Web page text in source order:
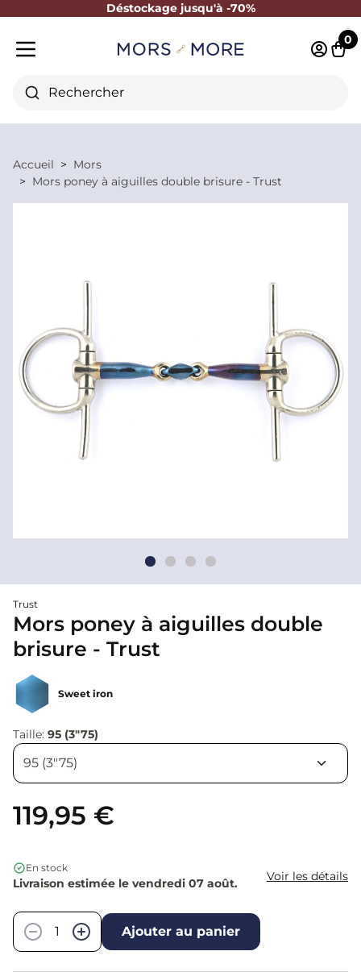
Déstockage jusqu'à -70%
Fermer
Rechercher
0
Accueil
Mors
Mors poney à aiguilles double brisure - Trust
Trust
Mors poney à aiguilles double
brisure - Trust
Sweet iron
Taille: 95 (3"75)
119,95 €
En stock
Livraison estimée le vendredi 07 août. Voir les détails
−
+ Ajouter au panier